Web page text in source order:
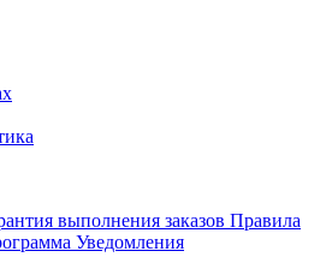
выполнения заказов Правила
Уведомления